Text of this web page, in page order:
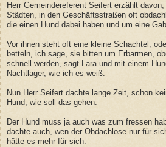
Herr Gemeindereferent Seifert erzählt
Städten, in den Geschäftsstraßen oft
die einen Hund dabei haben und um eine
Vor ihnen steht oft eine kleine Schachtel,
betteln, ich sage, sie bitten um Erbarmen,
schnell werden, sagt Lara und mit einem
Nachtlager, wie ich es weiß.
Nun Herr Seifert dachte lange Zeit, schon
Hund, wie soll das gehen.
Der Hund muss ja auch was zum fressen
dachte auch, wen der Obdachlose nur für
hätte es mehr für sich.